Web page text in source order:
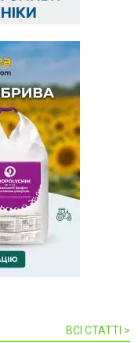
ВСІ СТАТТІ >